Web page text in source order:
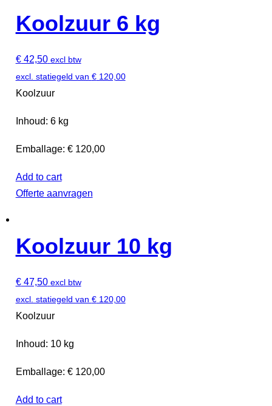
Koolzuur 6 kg
€42,50 excl btw
excl. statiegeld van €120,00
Koolzuur
Inhoud: 6 kg
Emballage: € 120,00
Add to cart
Offerte aanvragen
Koolzuur 10 kg
€47,50 excl btw
excl. statiegeld van €120,00
Koolzuur
Inhoud: 10 kg
Emballage: € 120,00
Add to cart